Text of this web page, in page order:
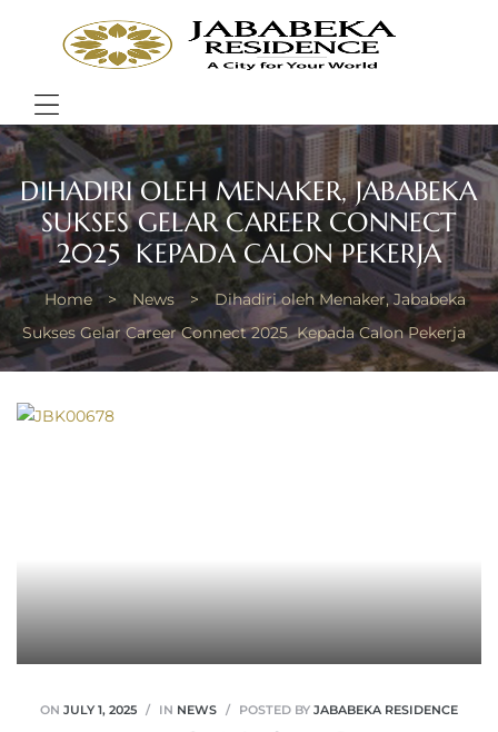
of
Life
Menu
DIHADIRI OLEH MENAKER, JABABEKA
SUKSES GELAR CAREER CONNECT
2025 KEPADA CALON PEKERJA
Home > News > Dihadiri oleh Menaker, Jababeka
Sukses Gelar Career Connect 2025 Kepada Calon Pekerja
ON JULY 1, 2025 IN NEWS POSTED BY JABABEKA RESIDENCE